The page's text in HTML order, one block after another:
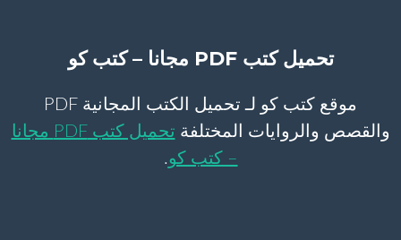
تحميل كتب PDF مجانا – كتب كو
موقع كتب كو لـ تحميل الكتب المجانية PDF
والقصص والروايات المختلفة
تحميل كتب PDF مجانا
– كتب كو.